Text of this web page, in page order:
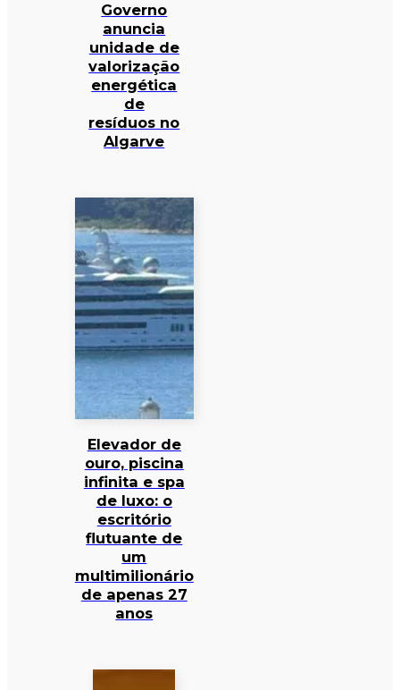
Governo
anuncia
unidade de
valorização
energética
de
resíduos no
Algarve
Elevador de
ouro, piscina
infinita e spa
de luxo: o
escritório
flutuante de
um
multimilionário
de apenas 27
anos